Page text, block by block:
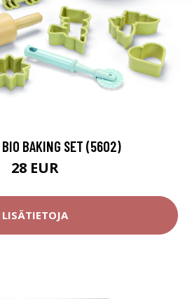
BAKING SET (5602)
28 EUR
LISÄTIETOJA